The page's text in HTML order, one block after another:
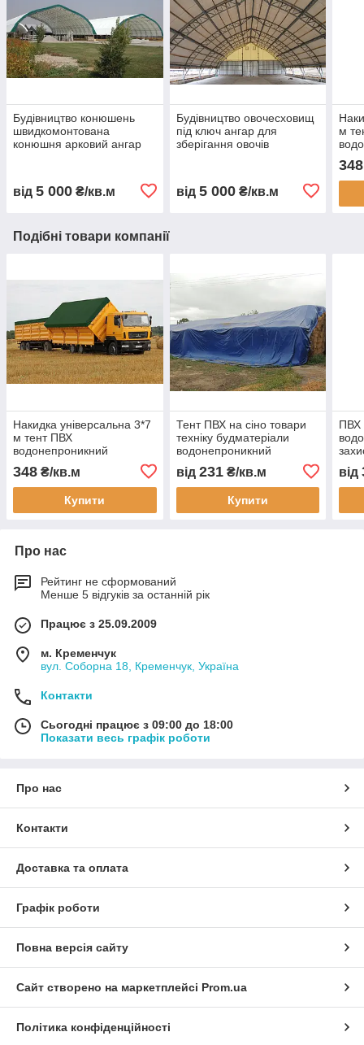
Будівництво конюшень
швидкомонтована
конюшня арковий ангар
будівництво
від 5 000 ₴/кв.м
Будівництво овочесховищ
під ключ ангар для
зберігання овочів
овочесховище
від 5 000₴/кв.м
м
348
Подібні товари компанії
Накидка універсальна 3*7
м тент ПВХ
водонепроникний
тент захисний тент на
замовлення доставка
348 ₴/кв.м
Купити
Тент ПВХ на сіно товари
техніку будматеріали
водонепроникний
розмір конфігурація колір
люверси доставка
від 231₴/кв.м
Купити
ПВХ
від
Про нас
Рейтинг не сформований
Менше 5 відгуків за останній рік
Працює з 25.09.2009
м. Кременчук
вул. Соборна 18, Кременчук, Україна
Контакти
Сьогодні працює з 09:00 до 18:00
Показати весь графік роботи
Про нас
Контакти
Доставка та оплата
Графік роботи
Повна версія сайту
Сайт створено на маркетплейсі Prom.ua
Політика конфіденційності